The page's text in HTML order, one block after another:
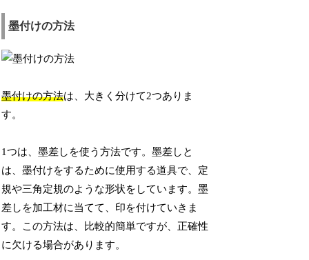
墨付けの方法
墨付けの方法は、大きく分けて2つありま
す。
1つは、墨差しを使う方法です。墨差しと
は、墨付けをするために使用する道具で、定
規や三角定規のような形状をしています。墨
差しを加工材に当てて、印を付けていきま
す。この方法は、比較的簡単ですが、正確性
に欠ける場合があります。